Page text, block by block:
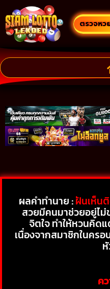
ตรวจหว
ผลคำทำนาย :ฝันเห็น
สวยมีคนมาช่วยอยู่ไม่
จิตใจ ทำให้หวนคิดแ
เนื่องจากสมาชิกในคร
ค